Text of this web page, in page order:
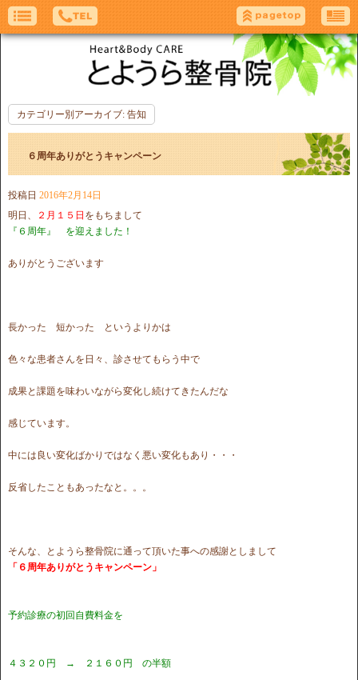
カテゴリー別アーカイブ: 告知
６周年ありがとうキャンペーン
投稿日 2016年2月14日
明日、
２月１５日 をもちまして
『６周年』 を迎えました！
ありがとうございます
長かった 短かった というよりかは
色々な患者さんを日々、診させてもらう中で
成果と課題を味わいながら変化し続けてきたんだな
感じています。
中には良い変化ばかりではなく悪い変化もあり・・・
反省したこともあったなと。。。
そんな、とようら整骨院に通って頂いた事への感謝としまして
「６周年ありがとうキャンペーン」
予約診療の初回自費料金を
４３２０円 → ２１６０円 の半額